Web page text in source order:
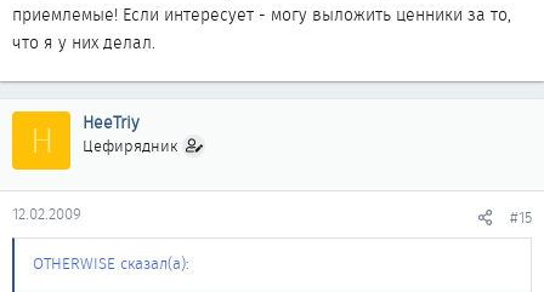
приемлемые! Если интересует - могу выложить ценники за то,
что я у них делал.
H HeeTriy
Цефирядник
12.02.2009 #15
OTHERWISE сказал(а):